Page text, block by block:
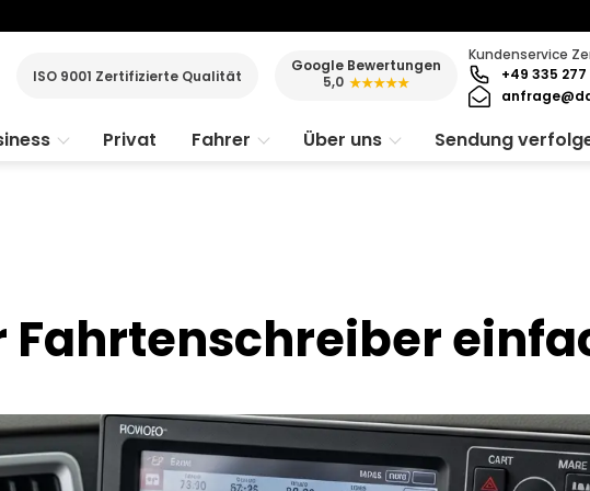
ISO 9001 Zertifizierte Qualität
Google Bewertungen
5,0 ★★★★★
Kundenservice
+49 335 277
Privat Fahrer Über uns Sendung
Fahrtenschreiber